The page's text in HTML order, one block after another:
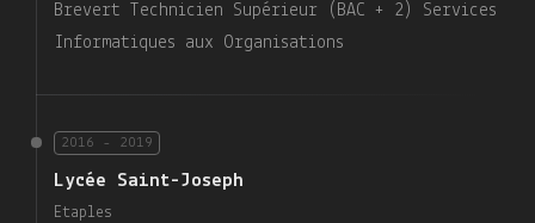
Brevert Technicien Supérieur (BAC + 2) Services
Informatiques aux Organisations
2016 - 2019
Lycée Saint-Joseph
Etaples